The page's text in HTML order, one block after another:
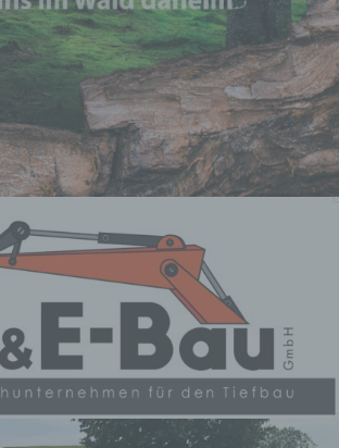
mit
Daten wie das
das Erfassen, die
das Ordnen, die
die Anpassung oder
das Auslesen, das
die Verwendung, die
durch Übermittlung,
oder eine andere Form
den Abgleich oder
die Einschränkung,
oder die Vernichtung.
der Verarbeitung
der Verarbeitung ist
gespeicherter
Daten mit dem
künftige Verarbeitung